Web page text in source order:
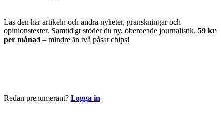
Läs den här artikeln och andra nyheter, granskningar och
opinionstexter. Samtidigt stöder du ny, oberoende journalistik. 59 kr
per månad – mindre än två påsar chips!
Redan prenumerant? Logga in